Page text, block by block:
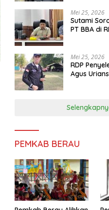
Mei 25, 2026
Sutami
PT BBA di
Mei 25, 2026
RDP
Agus
PEMKAB BERAU